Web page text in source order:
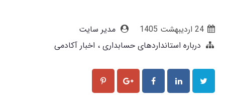
24 ارديبهشت 1405
مدیر سایت
درباره استانداردهای حسابداری اخبار آکادمی